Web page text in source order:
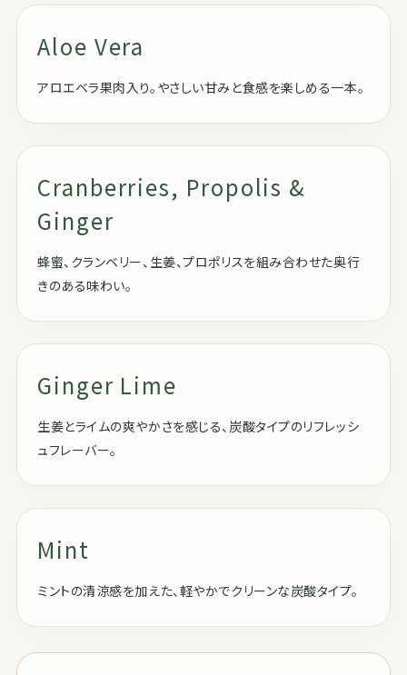
Aloe Vera
アロエベラ果肉入り。やさしい甘みと食感を楽しめる一本。
Cranberries, Propolis &
Ginger
蜂蜜、クランベリー、生姜、プロポリスを組み合わせた奥行
きのある味わい。
Ginger Lime
生姜とライムの爽やかさを感じる、炭酸タイプのリフレッシ
ュフレーバー。
Mint
ミントの清涼感を加えた、軽やかでクリーンな炭酸タイプ。